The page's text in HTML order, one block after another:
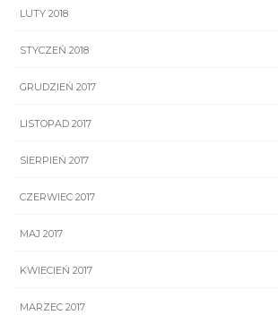
LUTY 2018
STYCZEŃ 2018
GRUDZIEŃ 2017
LISTOPAD 2017
SIERPIEŃ 2017
CZERWIEC 2017
MAJ 2017
KWIECIEŃ 2017
MARZEC 2017